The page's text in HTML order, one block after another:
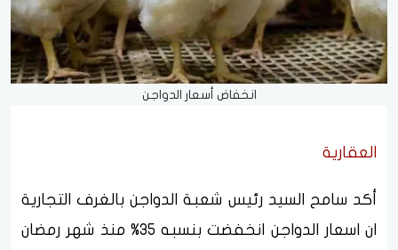
انخفاض أسعار الدواجن
العقارية
أكد سامح السيد رئيس شعبة الدواجن بالغرف التجارية
ان اسعار الدواجن انخفضت بنسبه 35% منذ شهر رمضان